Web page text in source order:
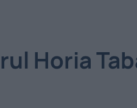
Horia